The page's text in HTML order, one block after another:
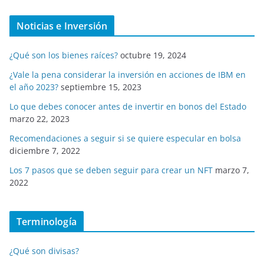
Noticias e Inversión
¿Qué son los bienes raíces? octubre 19, 2024
¿Vale la pena considerar la inversión en acciones de IBM en
el año 2023? septiembre 15, 2023
Lo que debes conocer antes de invertir en bonos del Estado
marzo 22, 2023
Recomendaciones a seguir si se quiere especular en bolsa
diciembre 7, 2022
Los 7 pasos que se deben seguir para crear un NFT marzo 7,
2022
Terminología
¿Qué son divisas?